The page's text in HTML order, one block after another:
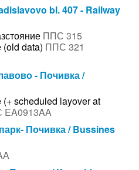
bl. 407 - Railway
ППС 315
(old data) ППС 321
- Почивка /
(+ scheduled layover at
Почивка / Bussines